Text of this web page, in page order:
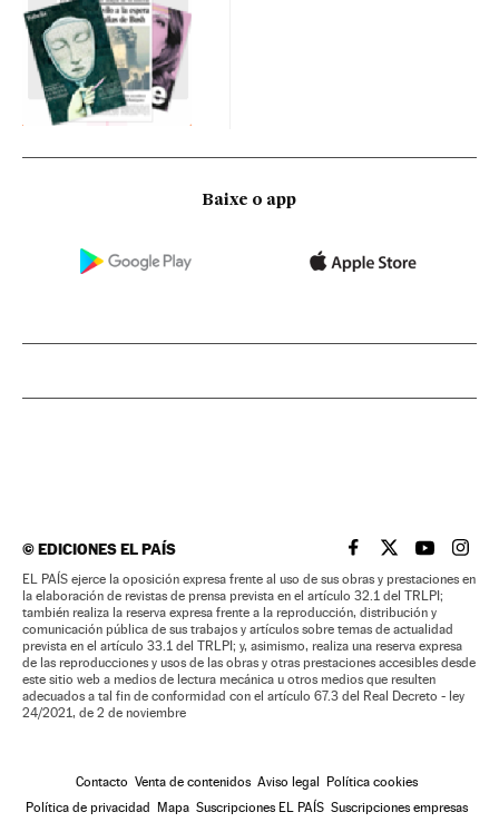
Baixe o app
©EDICIONES EL PAÍS EL PAÍS BRASIL EN
EL PAÍSEL PAÍS
EL
EL PAÍS ejerce la oposición expresa frente al uso de sus obras y prestaciones en
la elaboración de revistas de prensa prevista en el artículo 32.1 del TRLPI;
también realiza la reserva expresa frente a la reproducción, distribución y
comunicación pública de sus trabajos y artículos sobre temas de actualidad
prevista en el artículo 33.1 del TRLPI; y, asimismo, realiza una reserva expresa
de las reproducciones y usos de las obras y otras prestaciones accesibles desde
este sitio web a medios de lectura mecánica u otros medios que resulten
adecuados a tal fin de conformidad con el artículo 67.3 del Real Decreto - ley
24/2021, de 2 de noviembre
Contacto Venta de contenidos Aviso legal
Política cookies
Política de privacidad
Mapa Suscripciones EL PAÍS Suscripciones empresas